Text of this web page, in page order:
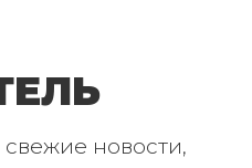
свежие новости,